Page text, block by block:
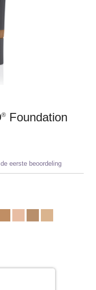
® Foundation
eerste beoordeling